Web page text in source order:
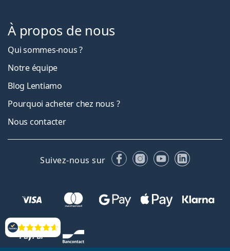
Évaluation
À propos de nous
Qui sommes-nous ?
Notre équipe
Blog Lentiamo
Pourquoi acheter chez nous ?
Nous contacter
Suivez-nous sur FacebookInstagram
YouTubeLinkedIn